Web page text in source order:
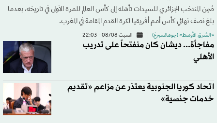
ضَمِن المنتخب الجزائري للسيدات تأهله إلى كأس العالم للمرة الأولى في تاريخه، بعدما
بلغ نصف نهائي كأس أمم أفريقيا لكرة القدم المقامة في المغرب.
«الشرق الأوسط» (جوهانسبرغ) السبت 08/08 - 22:03
مفاجأة... ديشان كان منفتحاً على تدريب
الأهلي
اتحاد كوريا الجنوبية يعتذر عن مزاعم «تقديم
خدمات جنسية»